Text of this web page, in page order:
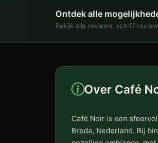
Ontdek alle
Bekijk alle reviews, schrijf
Over Café
Café Noir is een
Breda, Nederland. Bij